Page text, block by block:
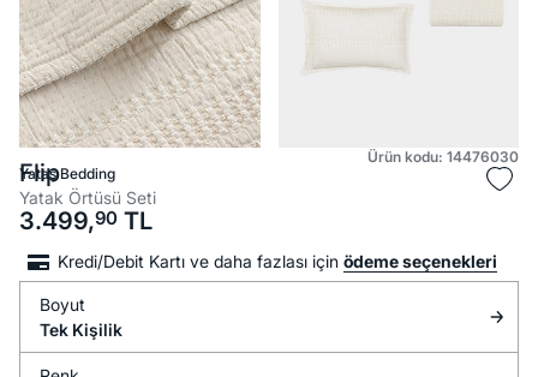
Ürün kodu: 14476030
Yataş Bedding
Flip
Yatak Örtüsü Seti
3.499,90 TL
Kredi/Debit Kartı ve daha fazlası için ödeme seçenekleri
Boyut
Tek Kişilik